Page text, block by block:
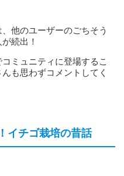
他のユーザーのごちそう
続出！
ミュニティに登場するこ
も思わずコメントしてく
イチゴ栽培の昔話